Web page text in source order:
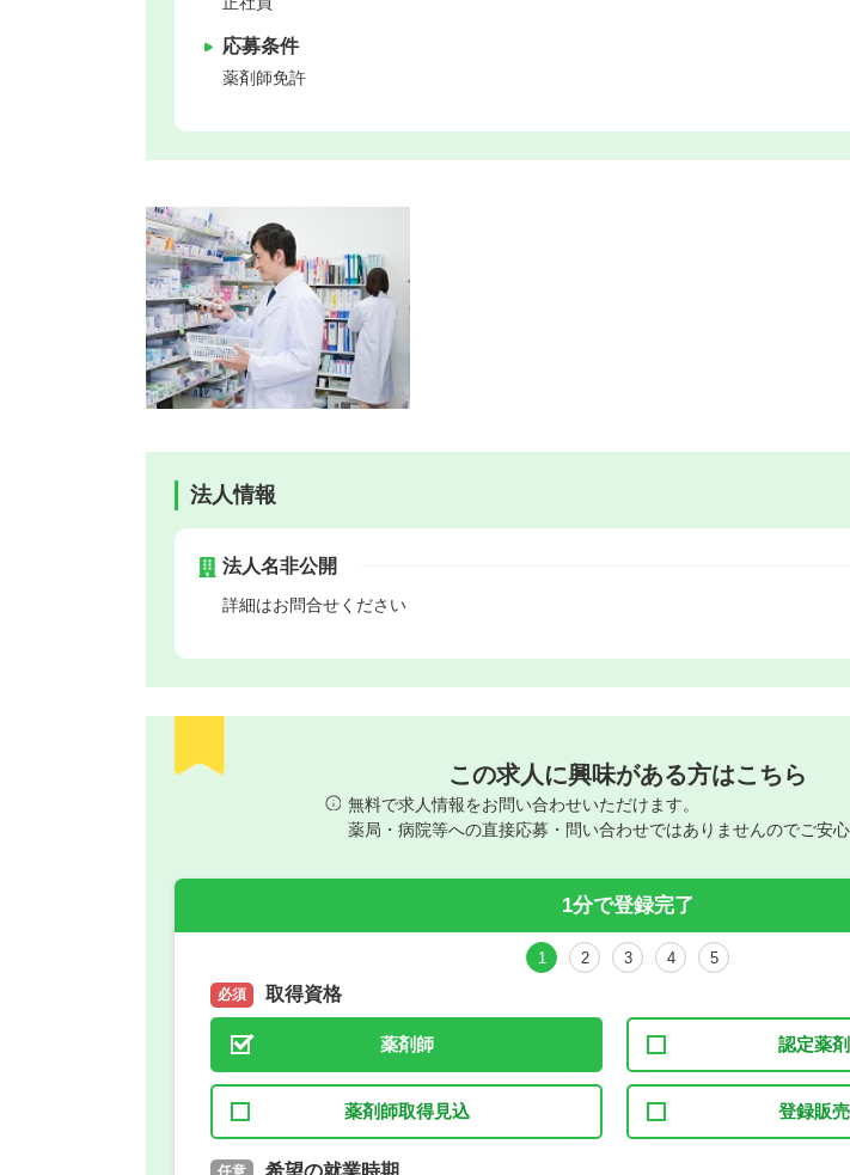
応募条件
薬剤師免許
法人情報
法人名非公開
詳細はお問合せください
この求人に興味がある方はこちら
無料で求人情報をお問い合わせいただけます。
薬局・病院等への直接応募・問い合わせではありませんのでご安心
1分で登録完了
1 2 3 4 5
必須 取得資格
薬剤師 認定薬
薬剤師取得見込 登録販
必須 取得予定年
任意 希望の就業時期